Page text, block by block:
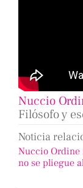
Nuccio
Filósofo y
Noticia
Nuccio Ordine
no se pliegue